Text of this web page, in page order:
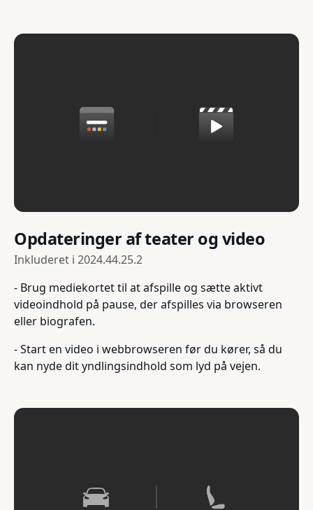
Opdateringer af teater og video
Inkluderet i 2024.44.25.2
- Brug mediekortet til at afspille og sætte aktivt
videoindhold på pause, der afspilles via browseren
eller biografen.
- Start en video i webbrowseren før du kører, så du
kan nyde dit yndlingsindhold som lyd på vejen.